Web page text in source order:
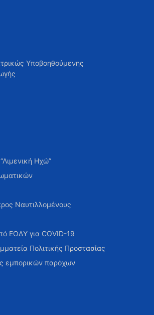
Υποβοηθούμενης
Ηχώ”
Ναυτιλλομένους
ΕΟΔΥ για COVID-19
Πολιτικής Προστασίας
εμπορικών παρόχων